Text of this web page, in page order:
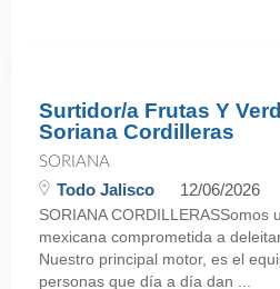
Surtidor/a Frutas Y
Soriana Cordilleras
SORIANA
Todo Jalisco 12/06/2026
SORIANA CORDILLERASSomos
mexicana comprometida a
Nuestro principal motor, es el
personas que día a día dan ...